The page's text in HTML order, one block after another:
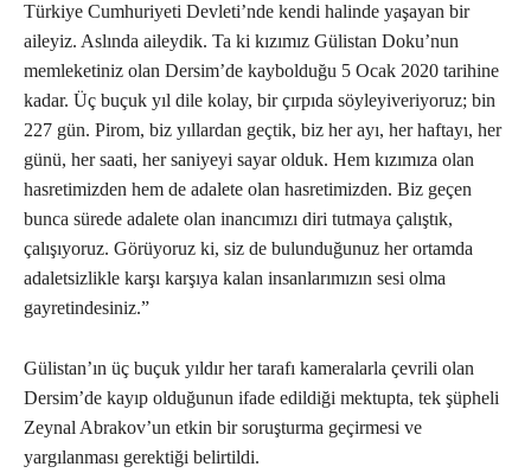
Türkiye Cumhuriyeti Devleti’nde kendi halinde yaşayan bir
aileyiz. Aslında aileydik. Ta ki kızımız Gülistan Doku’nun
memleketiniz olan Dersim’de kaybolduğu 5 Ocak 2020 tarihine
kadar. Üç buçuk yıl dile kolay, bir çırpıda söyleyiveriyoruz; bin
227 gün. Pirom, biz yıllardan geçtik, biz her ayı, her haftayı, her
günü, her saati, her saniyeyi sayar olduk. Hem kızımıza olan
hasretimizden hem de adalete olan hasretimizden. Biz geçen
bunca sürede adalete olan inancımızı diri tutmaya çalıştık,
çalışıyoruz. Görüyoruz ki, siz de bulunduğunuz her ortamda
adaletsizlikle karşı karşıya kalan insanlarımızın sesi olma
gayretindesiniz.”
Gülistan’ın üç buçuk yıldır her tarafı kameralarla çevrili olan
Dersim’de kayıp olduğunun ifade edildiği mektupta, tek şüpheli
Zeynal Abrakov’un etkin bir soruşturma geçirmesi ve
yargılanması gerektiği belirtildi.